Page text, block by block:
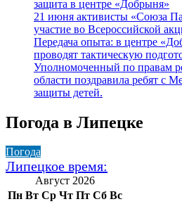
защита в центре «Добрыня»
21 июня активисты «Союза
участие во Всероссийской
Передача опыта: в центре
проводят тактическую
Уполномоченный по правам
области поздравила ребят с
защиты детей.
Погода в Липецке
Погода
Липецкое время:
Август 2026
Пн Вт Ср Чт Пт Сб Вс